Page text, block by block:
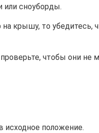
или сноуборды.
крышу, то убедитесь,
чтобы они не
исходное положение.